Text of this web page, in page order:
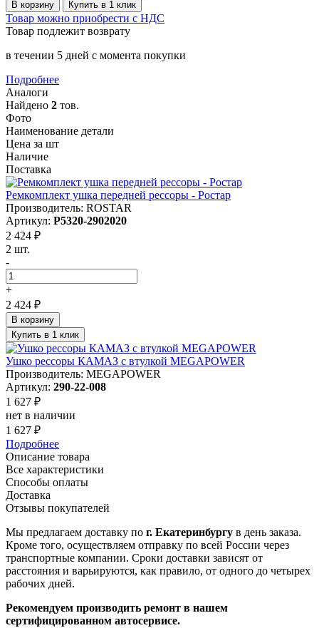
В корзину Купить в 1 клик
Товар можно приобрести с НДС
Товар подлежит возврату
в течении 5 дней с момента покупки
Подробнее
Аналоги
Найдено 2 тов.
Фото
Наименование детали
Цена за шт
Наличие
Поставка
Ремкомплект ушка передней рессоры - Ростар
Производитель: ROSTAR
Артикул: Р5320-2902020
2 424 ₽
2 шт.
-
+
2 424 ₽
В корзину
Купить в 1 клик
Ушко рессоры КАМАЗ с втулкой MEGAPOWER
Производитель: MEGAPOWER
Артикул: 290-22-008
1 627 ₽
нет в наличии
1 627 ₽
Подробнее
Описание товара
Все характеристики
Способы оплаты
Доставка
Отзывы покупателей
Мы предлагаем доставку по г. Екатеринбургу в день заказа.
Кроме того, осуществляем отправку по всей России через
транспортные компании. Сроки доставки зависят от
расстояния и варьируются, как правило, от одного до четырех
рабочих дней.
Рекомендуем производить ремонт в нашем
сертифицированном автосервисе.